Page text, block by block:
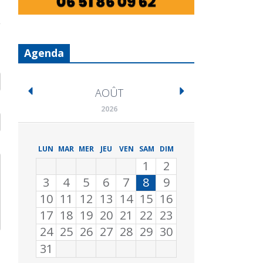
Agenda
AOÛT
2026
LUN MAR MER JEU VEN SAM DIM
1
2
3
4 5 6 7 8
9
10 11 12 13 14 15 16
17 18 19 20 21 22 23
24 25 26 27 28 29 30
31